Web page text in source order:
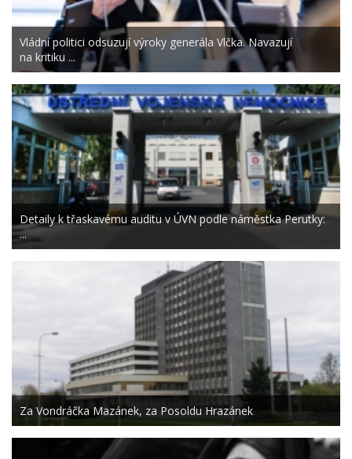
Vládní politici odsuzují výroky generála Vlčka. Navazují
na kritiku ...
Detaily k třaskavému auditu v ÚVN podle náměstka Perutky:
...
Za Vondráčka Mazánek, za Posoldu Hrazánek